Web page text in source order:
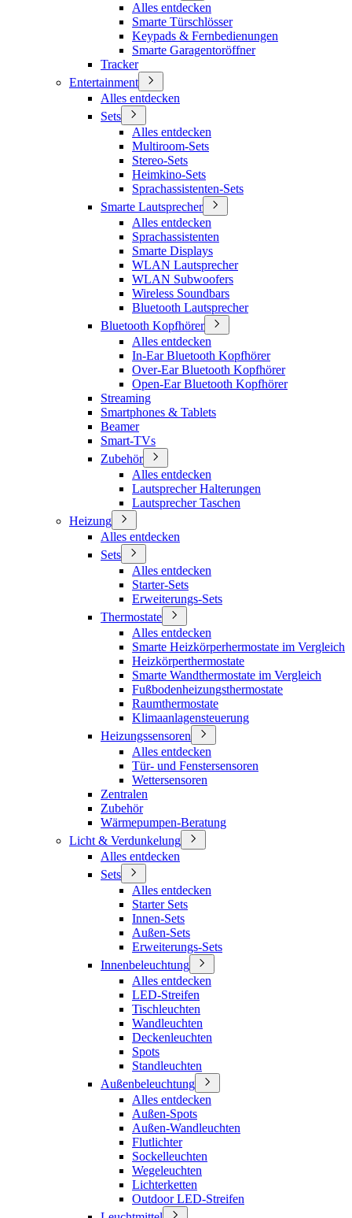
Alles entdecken
Smarte Türschlösser
Keypads & Fernbedienungen
Smarte Garagentoröffner
Tracker
Entertainment
Alles entdecken
Sets
Alles entdecken
Multiroom-Sets
Stereo-Sets
Heimkino-Sets
Sprachassistenten-Sets
Smarte Lautsprecher
Alles entdecken
Sprachassistenten
Smarte Displays
WLAN Lautsprecher
WLAN Subwoofers
Wireless Soundbars
Bluetooth Lautsprecher
Bluetooth Kopfhörer
Alles entdecken
In-Ear Bluetooth Kopfhörer
Over-Ear Bluetooth Kopfhörer
Open-Ear Bluetooth Kopfhörer
Streaming
Smartphones & Tablets
Beamer
Smart-TVs
Zubehör
Alles entdecken
Lautsprecher Halterungen
Lautsprecher Taschen
Heizung
Alles entdecken
Sets
Alles entdecken
Starter-Sets
Erweiterungs-Sets
Thermostate
Alles entdecken
Smarte Heizkörperhermostate im Vergleich
Heizkörperthermostate
Smarte Wandthermostate im Vergleich
Fußbodenheizungsthermostate
Raumthermostate
Klimaanlagensteuerung
Heizungssensoren
Alles entdecken
Tür- und Fenstersensoren
Wettersensoren
Zentralen
Zubehör
Wärmepumpen-Beratung
Licht & Verdunkelung
Alles entdecken
Sets
Alles entdecken
Starter Sets
Innen-Sets
Außen-Sets
Erweiterungs-Sets
Innenbeleuchtung
Alles entdecken
LED-Streifen
Tischleuchten
Wandleuchten
Deckenleuchten
Spots
Standleuchten
Außenbeleuchtung
Alles entdecken
Außen-Spots
Außen-Wandleuchten
Flutlichter
Sockelleuchten
Wegeleuchten
Lichterketten
Outdoor LED-Streifen